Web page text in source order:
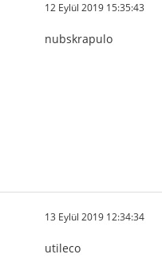
12 Eylül 2019 15:35:43
nubskrapulo
13 Eylül 2019 12:34:34
utileco